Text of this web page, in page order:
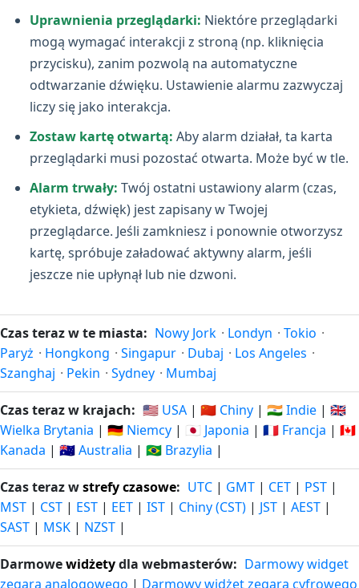
Uprawnienia przeglądarki: Niektóre przeglądarki
mogą wymagać interakcji z stroną (np. kliknięcia
przycisku), zanim pozwolą na automatyczne
odtwarzanie dźwięku. Ustawienie alarmu zazwyczaj
liczy się jako interakcja.
Zostaw kartę otwartą: Aby alarm działał, ta karta
przeglądarki musi pozostać otwarta. Może być w tle.
Alarm trwały: Twój ostatni ustawiony alarm (czas,
etykieta, dźwięk) jest zapisany w Twojej
przeglądarce. Jeśli zamkniesz i ponownie otworzysz
kartę, spróbuje załadować aktywny alarm, jeśli
jeszcze nie upłynął lub nie dzwoni.
Czas teraz w te miasta: Nowy Jork · Londyn · Tokio ·
Paryż · Hongkong · Singapur · Dubaj · Los Angeles ·
Szanghaj · Pekin · Sydney · Mumbaj
Czas teraz w krajach: 🇺🇸 USA | 🇨🇳 Chiny | 🇮🇳 Indie | 🇬🇧
Wielka Brytania | 🇩🇪 Niemcy | 🇯🇵 Japonia | 🇫🇷 Francja | 🇨🇦
Kanada | 🇦🇺 Australia | 🇧🇷 Brazylia |
Czas teraz wstrefy czasowe: UTC | GMT | CET | PST |
MST | CST | EST | EET | IST | Chiny (CST) | JST | AEST |
SAST | MSK | NZST |
Darmowewidżetydla webmasterów: Darmowy widget
zegara analogowego | Darmowy widżet zegara cyfrowego